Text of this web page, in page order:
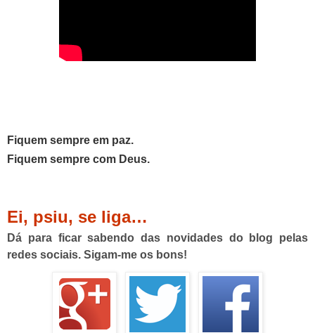
Fiquem sempre em paz.
Fiquem sempre com Deus.
Ei, psiu, se liga…
Dá para ficar sabendo das novidades do blog pelas
redes sociais. Sigam-me os bons!